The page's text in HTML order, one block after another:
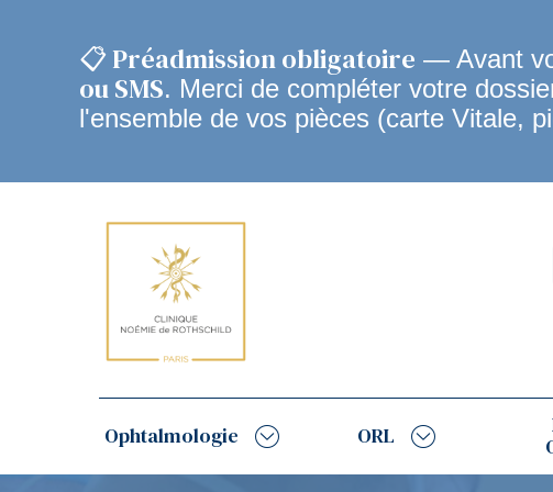
📋 Préadmission obligatoire — Avant
ou SMS. Merci de compléter votre
l'ensemble de vos pièces (carte Vitale,
Ophtalmologie ORL